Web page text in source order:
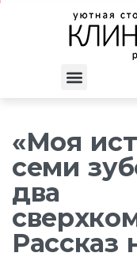
«Моя
семи
два
Рассказ